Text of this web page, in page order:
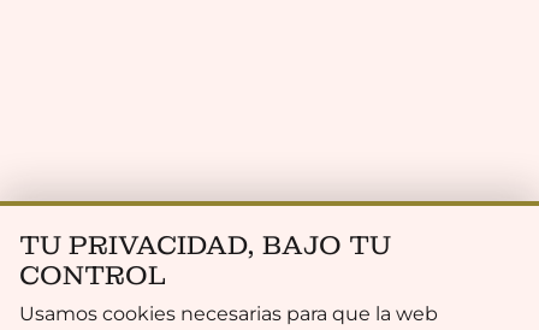
TU PRIVACIDAD, BAJO TU
CONTROL
Usamos cookies necesarias para que la web